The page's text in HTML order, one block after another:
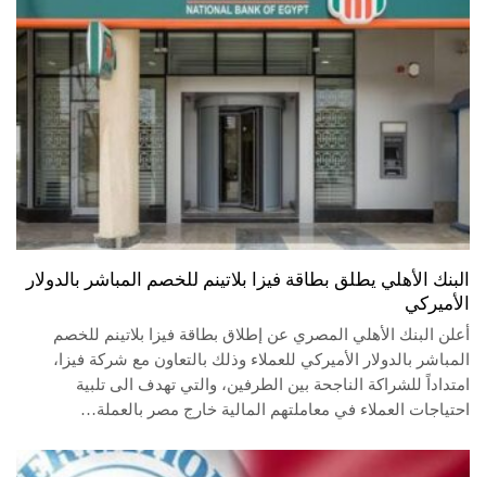
البنك الأهلي يطلق بطاقة فيزا بلاتينم للخصم المباشر بالدولار
الأميركي
أعلن البنك الأهلي المصري عن إطلاق بطاقة فيزا بلاتينم للخصم
المباشر بالدولار الأميركي للعملاء وذلك بالتعاون مع شركة فيزا،
امتداداً للشراكة الناجحة بين الطرفين، والتي تهدف الى تلبية
احتياجات العملاء في معاملتهم المالية خارج مصر بالعملة…